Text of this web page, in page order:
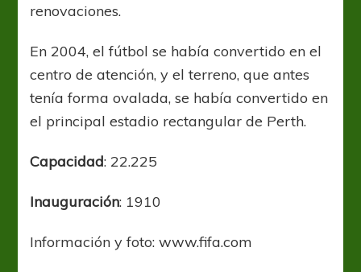
renovaciones.
En 2004, el fútbol se había convertido en el
centro de atención, y el terreno, que antes
tenía forma ovalada, se había convertido en
el principal estadio rectangular de Perth.
Capacidad: 22.225
Inauguración: 1910
Información y foto: www.fifa.com